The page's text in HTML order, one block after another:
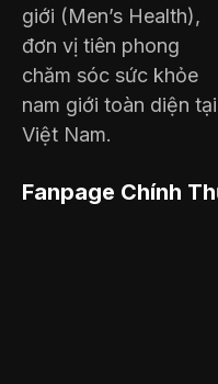
giới (Men’s Health),
đơn vị tiên phong
chăm sóc sức khỏe
nam giới toàn diện tại
Việt Nam.
Fanpage Chính